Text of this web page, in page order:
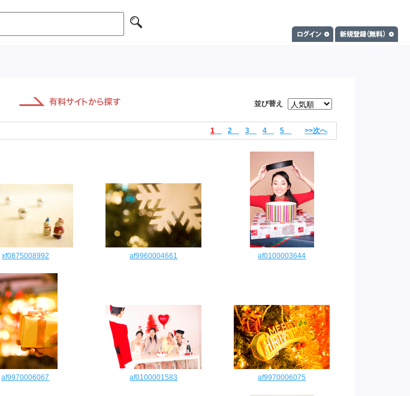
並び替え
1 2 3 4 5 >>次へ
xf0875008992 af9960004661 af0100003644
af9970006067 af0100001583 af9970006075